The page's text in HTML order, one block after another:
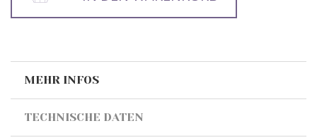
MEHR INFOS
TECHNISCHE DATEN